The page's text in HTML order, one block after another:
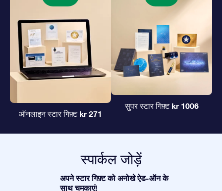
ऑनलाइन स्टार गिफ़्ट kr 271
सुपर स्टार गिफ़्ट kr 1006
स्पार्कल जोड़ें
अपने स्टार गिफ़्ट को अनोखे ऐड-ऑन के
साथ चमकाएं!